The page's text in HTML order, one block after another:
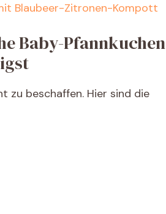
Blaubeer-Zitronen-Kompott
Baby-Pfannkuchen
zu beschaffen. Hier sind die